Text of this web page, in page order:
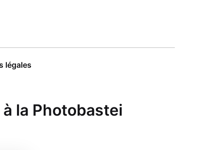
légales
la Photobastei